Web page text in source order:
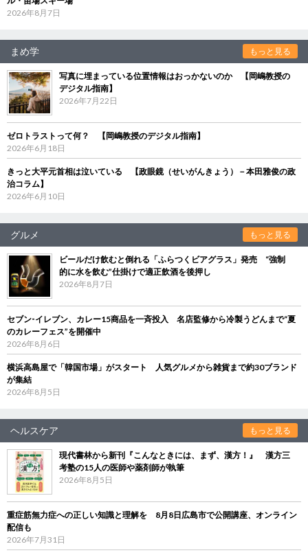
2026年8月7日
まめ学 もっと見る
写真に埋まっている位置情報はおっかないのか 【岡嶋教授の
デジタル指南】
2026年7月22日
ゼロトラストって何？ 【岡嶋教授のデジタル指南】
2026年6月18日
きっと大平元首相は泣いている 【政眼鏡（せいがんきょう）－本田雅俊の政
治コラム】
2026年6月10日
グルメ もっと見る
ビールだけ飲むと倒れる「ふらつくビアグラス」発売 “強制
的に水を飲む”仕掛けで適正飲酒を後押し
2026年8月7日
セブン‐イレブン、カレー15商品を一斉投入 名店監修から冷製うどんまで“夏
のカレーフェス”を開催中
2026年8月6日
横浜高島屋で「韓国市場」がスタート 人気グルメから雑貨まで約30ブランド
が集結
2026年8月5日
ヘルスケア もっと見る
現代書林から新刊『こんなときには、まず、漢方！』 漢方三
考塾の15人の医師や薬剤師が執筆
2026年8月5日
重症筋無力症への正しい知識と理解を 8月8日広島市で公開講座、オンライン
配信も
2026年7月31日